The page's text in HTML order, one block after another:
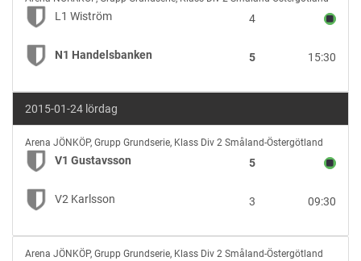
Wiström
vs
N1
Handelsbanken
L1 Wiström 4
N1 Handelsbanken 15:30
5
2015-01-24 lördag
V1
Gustavsson
vs
V2
Karlsson
Arena JÖNKÖP, Grupp Grundserie, Klass Div 2 Småland-Östergötland
V1 Gustavsson 5
V2 Karlsson 09:30
3
J1
Arena JÖNKÖP, Grupp Grundserie, Klass Div 2 Småland-Östergötland